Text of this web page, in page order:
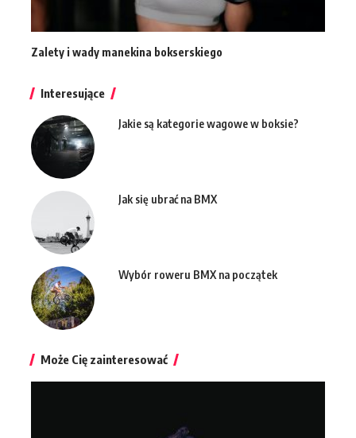
Zalety i wady manekina bokserskiego
Interesujące
Jakie są kategorie wagowe w boksie?
Jak się ubrać na BMX
Wybór roweru BMX na początek
Może Cię zainteresować